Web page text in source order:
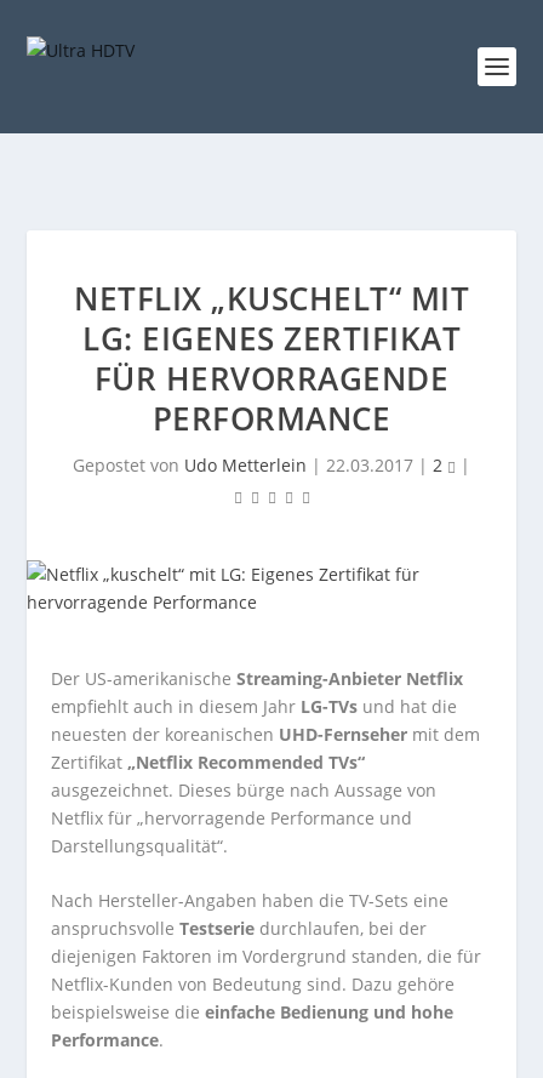
NETFLIX „KUSCHELT“ MIT
LG: EIGENES ZERTIFIKAT
FÜR HERVORRAGENDE
PERFORMANCE
Gepostet von Udo Metterlein | 22.03.2017 | 2 |
Der US-amerikanische Streaming-Anbieter Netflix
empfiehlt auch in diesem Jahr LG-TVs und hat die
neuesten der koreanischen UHD-Fernseher mit dem
Zertifikat„Netflix Recommended TVs“
ausgezeichnet. Dieses bürge nach Aussage von
Netflix für „hervorragende Performance und
Darstellungsqualität“.
Nach Hersteller-Angaben haben die TV-Sets eine
anspruchsvolleTestserie durchlaufen, bei der
diejenigen Faktoren im Vordergrund standen, die für
Netflix-Kunden von Bedeutung sind. Dazu gehöre
beispielsweise dieeinfache Bedienung und hohe
Performance.